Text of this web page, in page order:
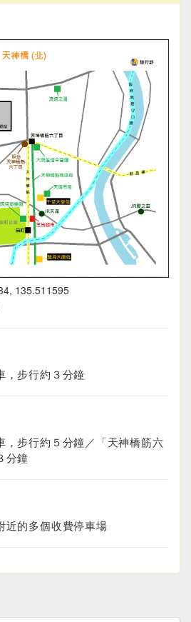
135.511595
，步行約３分鐘
，步行約５分鐘／「天神橋筋六
分鐘
近的多個收費停車場